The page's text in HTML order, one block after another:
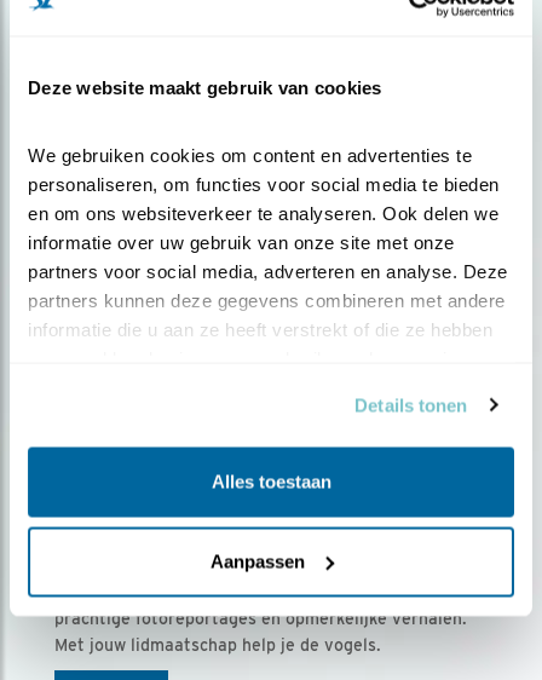
Deze website maakt gebruik van cookies
We gebruiken cookies om content en advertenties te
personaliseren, om functies voor social media te bieden
en om ons websiteverkeer te analyseren. Ook delen we
informatie over uw gebruik van onze site met onze
partners voor social media, adverteren en analyse. Deze
partners kunnen deze gegevens combineren met andere
informatie die u aan ze heeft verstrekt of die ze hebben
Details tonen
Alles toestaan
Aanpassen
over vogels en activiteiten van Vogelbescherming.
Ontvang 5 x Vogels voor € 36,00 per jaar
Vogels is het tijdschrift voor onze leden, met
prachtige fotoreportages en opmerkelijke verhalen.
Met jouw lidmaatschap help je de vogels.